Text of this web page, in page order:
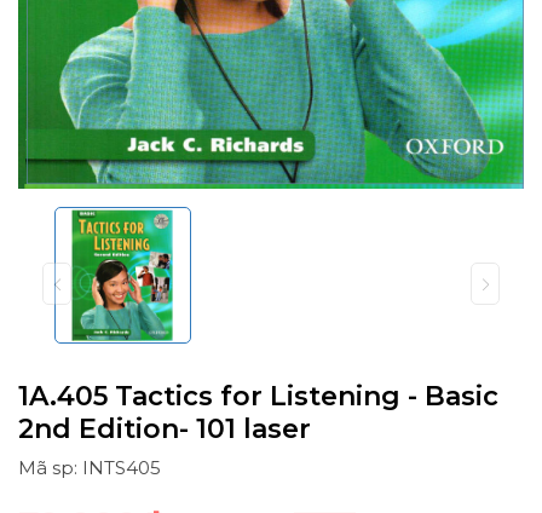
1A.405 Tactics for Listening - Basic
2nd Edition- 101 laser
Mã sp: INTS405